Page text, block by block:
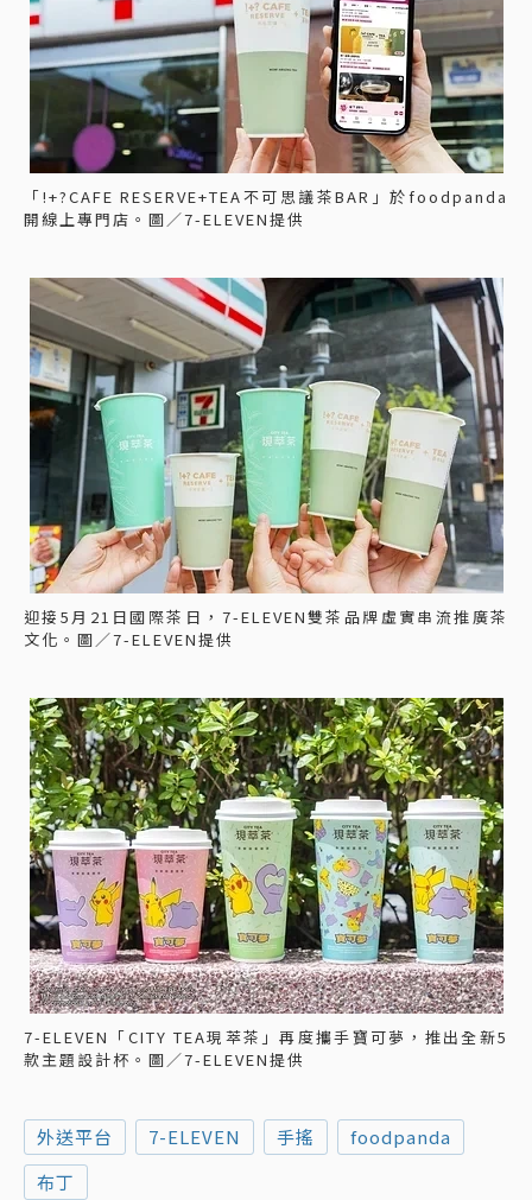
「!+?CAFE RESERVE+TEA不可思議茶BAR」於foodpanda
開線上專門店。圖／7-ELEVEN提供
迎接5月21日國際茶日，7-ELEVEN雙茶品牌虛實串流推廣茶
文化。圖／7-ELEVEN提供
7-ELEVEN「CITY TEA現萃茶」再度攜手寶可夢，推出全新5
款主題設計杯。圖／7-ELEVEN提供
外送平台 7-ELEVEN 手搖
foodpanda
布丁